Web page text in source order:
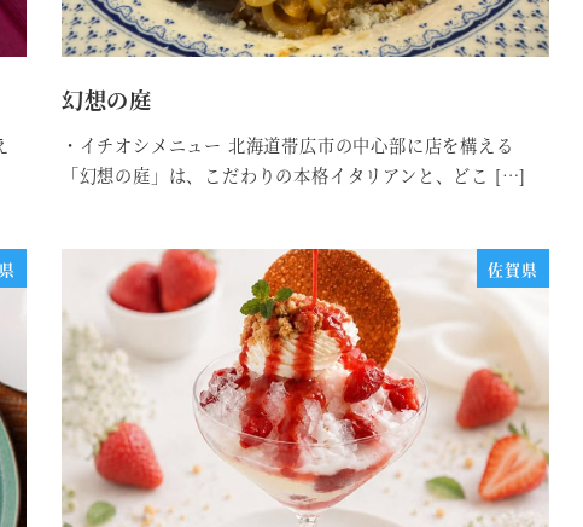
幻想の庭
・イチオシメニュー 北海道帯広市の中心部に店を構える
「幻想の庭」は、こだわりの本格イタリアンと、どこ […]
佐賀県